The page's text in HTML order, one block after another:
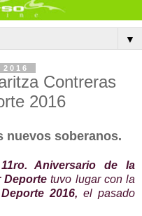
▼
Contreras
2016
nuevos soberanos.
Aniversario
de la
Deporte tuvo lugar con la
2016, el pasado